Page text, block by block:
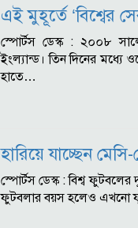
এই মুহূর্তে ‘বিশ্বের
স্পোর্টস ডেস্ক : ২০০৮
ইংল্যান্ড। তিন দিনের মধ্যে
হাতে…
হারিয়ে যাচ্ছেন
স্পোর্টস ডেস্ক : বিশ্ব
ফুটবলার বয়স হলেও এখনো